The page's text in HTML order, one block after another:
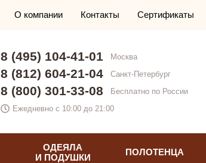
О компании Контакты Сертификаты
8 (495) 104-41-01 Москва
8 (812) 604-21-04 Санкт-Петербург
8 (800) 301-33-08
Бесплатно по России
Ежедневно с 10:00 до 21:00
ОДЕЯЛА
И ПОДУШКИ
ПОЛОТЕНЦА